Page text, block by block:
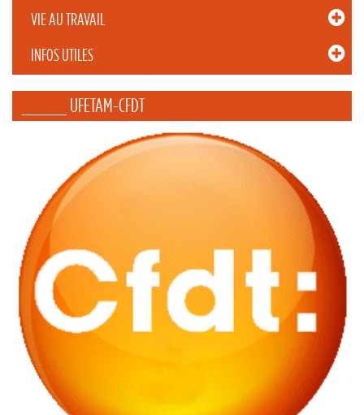
VIE AU TRAVAIL
INFOS UTILES
_____ UFETAM-CFDT